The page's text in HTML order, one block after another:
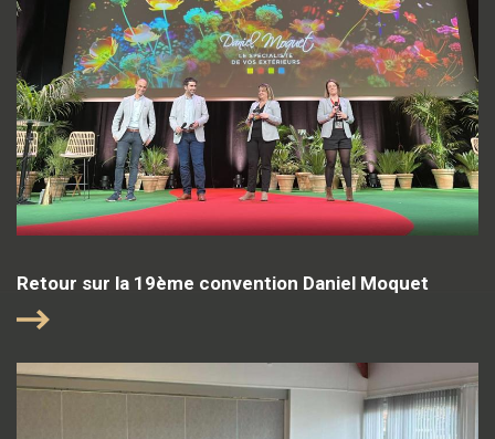
Retour sur la 19ème convention Daniel Moquet